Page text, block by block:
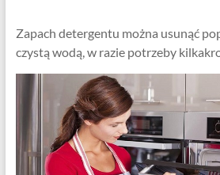
Zapach detergentu można usunąć
czystą wodą, w razie potrzeby